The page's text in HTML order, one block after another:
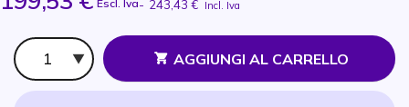
Escl. Iva- 243,43 € Incl. Iva
Qtà
AGGIUNGI AL CARRELLO